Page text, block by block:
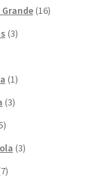
(16)
(3)
(1)
(3)
(3)